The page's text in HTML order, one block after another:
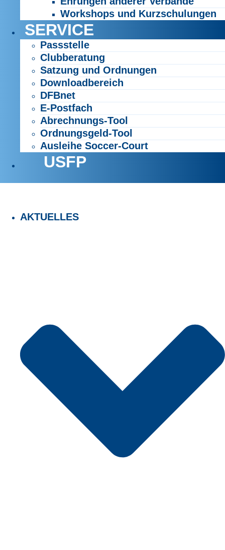
Workshops und Kurzschulungen
SERVICE
Passstelle
Clubberatung
Satzung und Ordnungen
Downloadbereich
DFBnet
E-Postfach
Abrechnungs-Tool
Ordnungsgeld-Tool
Ausleihe Soccer-Court
USFP
AKTUELLES